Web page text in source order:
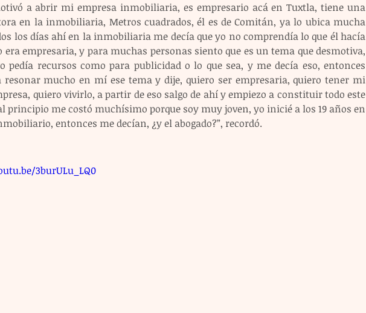
a abrir mi empresa inmobiliaria, es empresario acá en Tuxtla, tiene una
en la inmobiliaria, Metros cuadrados, él es de Comitán, ya lo ubica mucha
los días ahí en la inmobiliaria me decía que yo no comprendía lo que él hacía
era empresaria, y para muchas personas siento que es un tema que desmotiva,
pedía recursos como para publicidad o lo que sea, y me decía eso, entonces
resonar mucho en mí ese tema y dije, quiero ser empresaria, quiero tener mi
quiero vivirlo, a partir de eso salgo de ahí y empiezo a constituir todo este
principio me costó muchísimo porque soy muy joven, yo inicié a los 19 años en
entonces me decían, ¿y el abogado?”, recordó.
3burULu_LQ0